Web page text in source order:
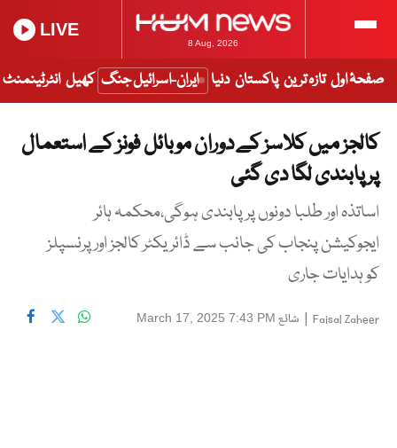
8 Aug, 2026
LIVE
صفحۂ اول تازہ ترین پاکستان دنیا ایران-اسرائیل جنگ کھیل انٹرٹینمنٹ
کالجز میں کلاسز کے دوران موبائل فونز کے استعمال
پر پابندی لگا دی گئی
اساتذہ اور طلبا دونوں پر پابندی ہوگی،محکمہ ہائر
ایجوکیشن پنجاب کی جانب سے ڈائریکٹر کالجز اور پرنسپلز
کو ہدایات جاری
Faisal Zaheer
| شائع March 17, 2025 7:43 PM